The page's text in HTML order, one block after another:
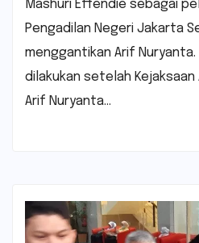
Mashuri Effendie sebagai
Pengadilan Negeri Jakarta
menggantikan Arif Nuryanta.
dilakukan setelah
Arif Nuryanta…